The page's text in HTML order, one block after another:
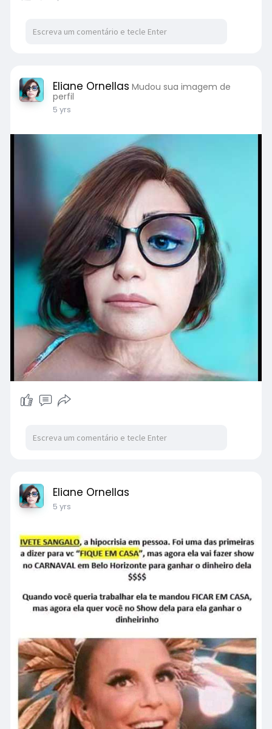
Eliane Ornellas Mudou sua imagem de
perfil
5 yrs
Eliane Ornellas
5 yrs